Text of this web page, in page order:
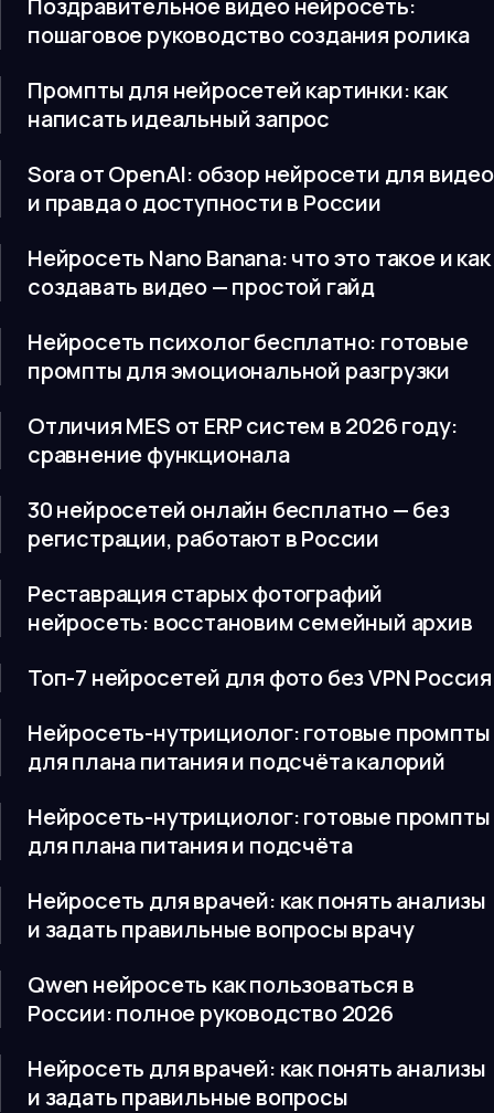
Поздравительное видео нейросеть:
пошаговое руководство создания ролика
Промпты для нейросетей картинки: как
написать идеальный запрос
Sora от OpenAI: обзор нейросети для видео
и правда о доступности в России
Нейросеть Nano Banana: что это такое и как
создавать видео — простой гайд
Нейросеть психолог бесплатно: готовые
промпты для эмоциональной разгрузки
Отличия MES от ERP систем в 2026 году:
сравнение функционала
30 нейросетей онлайн бесплатно — без
регистрации, работают в России
Реставрация старых фотографий
нейросеть: восстановим семейный архив
Топ-7 нейросетей для фото без VPN Россия
Нейросеть-нутрициолог: готовые промпты
для плана питания и подсчёта калорий
Нейросеть-нутрициолог: готовые промпты
для плана питания и подсчёта
Нейросеть для врачей: как понять анализы
и задать правильные вопросы врачу
Qwen нейросеть как пользоваться в
России: полное руководство 2026
Нейросеть для врачей: как понять анализы
и задать правильные вопросы